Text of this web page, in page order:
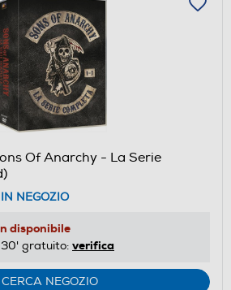
Of Anarchy - La Serie
NEGOZIO
disponibile
30' gratuito: verifica
CERCA NEGOZIO